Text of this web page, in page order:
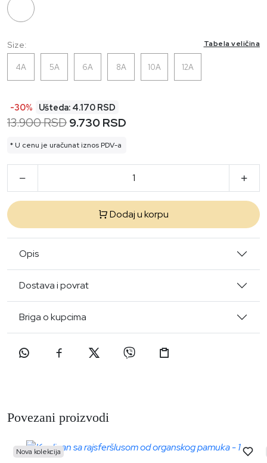
Size: Tabela veličina
4A 5A 6A 8A 10A 12A
-30% Ušteda: 4.170 RSD
13.900 RSD9.730 RSD
* U cenu je uračunat iznos PDV-a
Dodaj u korpu
Opis
Dostava i povrat
Briga o kupcima
Povezani proizvodi
Nova kolekcija